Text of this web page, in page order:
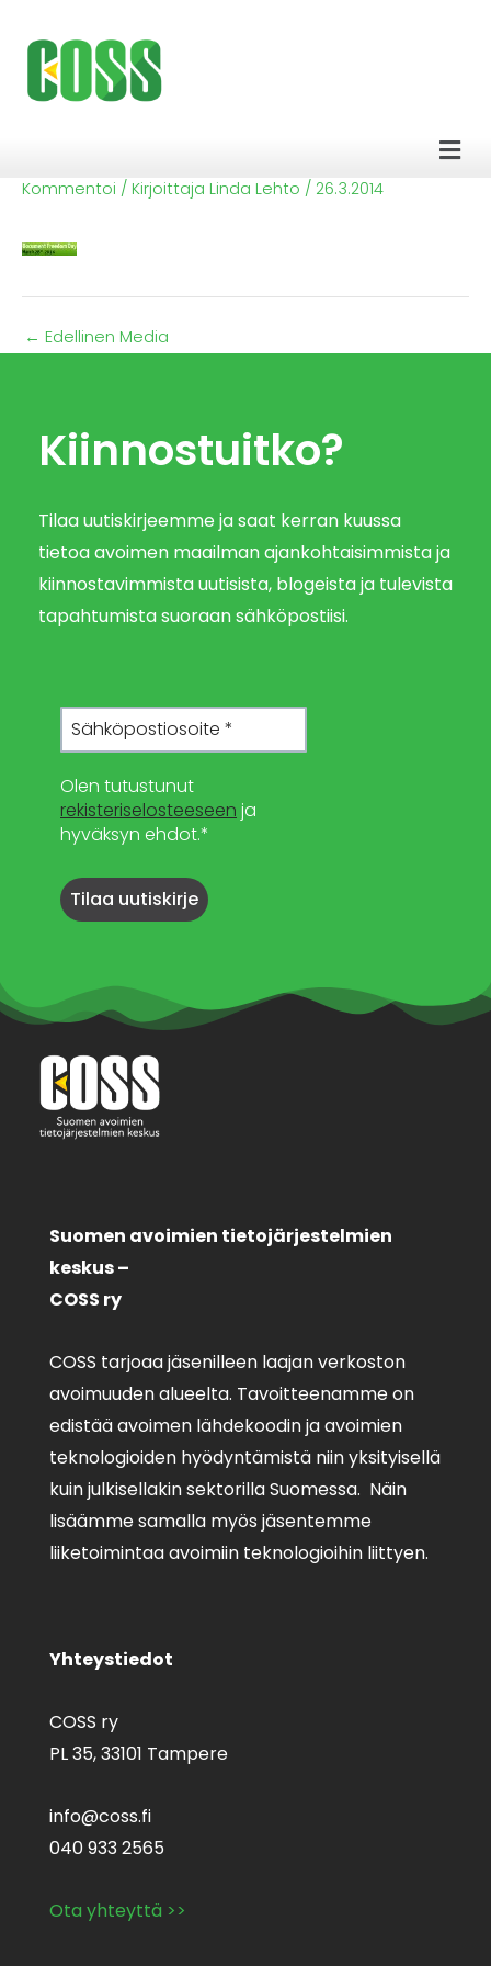
sisältöön
Kommentoi / Kirjoittaja Linda Lehto / 26.3.2014
← Edellinen Media
Kiinnostuitko?
Tilaa uutiskirjeemme ja saat kerran kuussa
tietoa avoimen maailman ajankohtaisimmista ja
kiinnostavimmista uutisista, blogeista ja tulevista
tapahtumista suoraan sähköpostiisi.
Olen tutustunut
rekisteriselosteeseen ja
hyväksyn ehdot.*
Suomen avoimien tietojärjestelmien
keskus –
COSS ry
COSS tarjoaa jäsenilleen laajan verkoston
avoimuuden alueelta. Tavoitteenamme on
edistää avoimen lähdekoodin ja avoimien
teknologioiden hyödyntämistä niin yksityisellä
kuin julkisellakin sektorilla Suomessa. Näin
lisäämme samalla myös jäsentemme
liiketoimintaa avoimiin teknologioihin liittyen.
Yhteystiedot
COSS ry
PL 35,33101 Tampere
info@coss.fi
040 933 2565
Ota yhteyttä >>